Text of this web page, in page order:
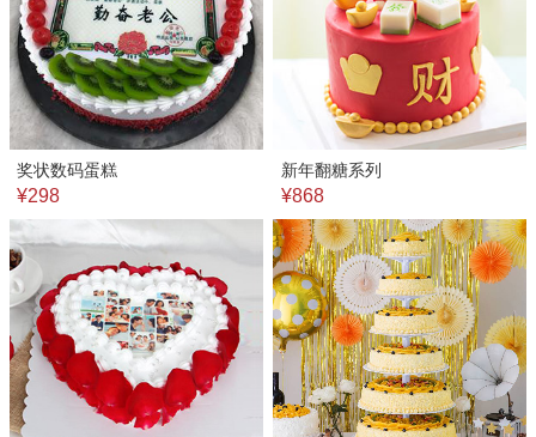
奖状数码蛋糕
¥298
新年翻糖系列
¥868